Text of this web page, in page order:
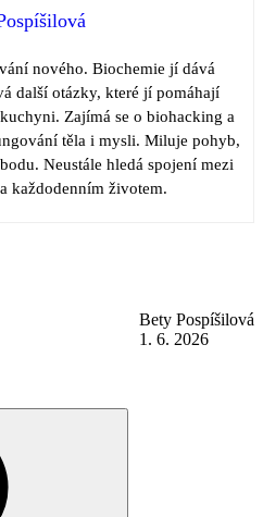
nového. Biochemie jí dává
další otázky, které jí pomáhají
Zajímá se o biohacking a
těla i mysli. Miluje pohyb,
Neustále hledá spojení mezi
každodenním životem.
Bety Pospíšilová
1. 6. 2026